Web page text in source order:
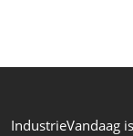
IndustrieVandaag